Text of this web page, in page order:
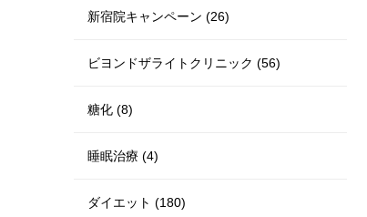
新宿院キャンペーン (26)
ビヨンドザライトクリニック (56)
糖化 (8)
睡眠治療 (4)
ダイエット (180)